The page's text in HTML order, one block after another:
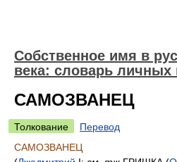
Собственное имя в
века: словарь личных
САМОЗВАНЕЦ
Толкование
Перевод
САМОЗВАНЕЦ